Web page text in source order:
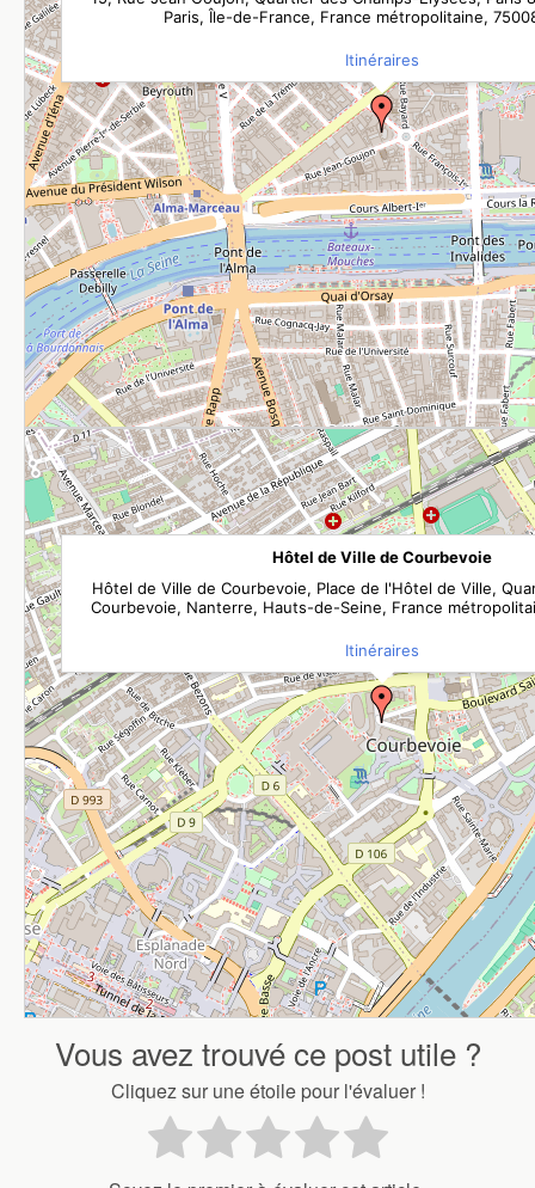
Paris, Île-de-France, France métropolitaine,
Itinéraires
Hôtel de Ville de Courbevoie
Hôtel de Ville de Courbevoie, Place de l'Hôtel de Ville,
Courbevoie, Nanterre, Hauts-de-Seine, France
Itinéraires
Vous avez trouvé ce post utile ?
Cliquez sur une étoile pour l'évaluer !